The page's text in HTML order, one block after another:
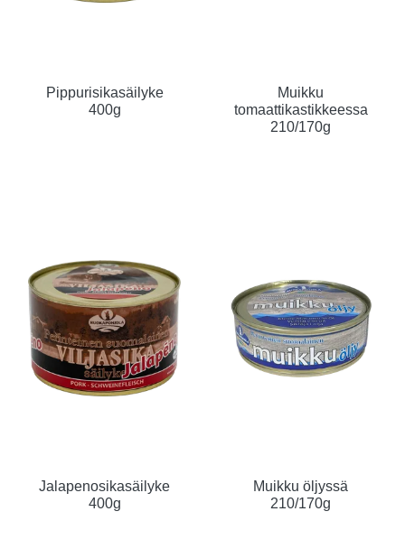
Pippurisikasäilyke
400g
Muikku
tomaattikastikkeessa
210/170g
Jalapenosikasäilyke
400g
Muikku öljyssä
210/170g